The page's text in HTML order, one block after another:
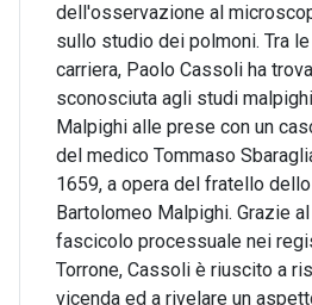
dell'osservazione al
sullo studio dei polmoni. Tra
carriera, Paolo Cassoli ha
sconosciuta agli studi
Malpighi alle prese con un
del medico Tommaso
1659, a opera del fratello
Bartolomeo Malpighi. Grazie
fascicolo processuale nei
Torrone, Cassoli è riuscito a
vicenda ed a rivelare un